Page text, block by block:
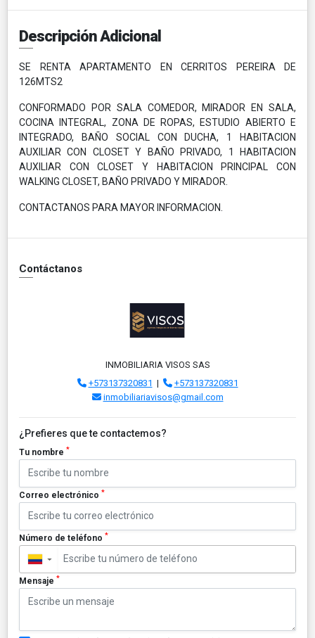
Descripción Adicional
SE RENTA APARTAMENTO EN CERRITOS PEREIRA DE
126MTS2
CONFORMADO POR SALA COMEDOR, MIRADOR EN SALA,
COCINA INTEGRAL, ZONA DE ROPAS, ESTUDIO ABIERTO E
INTEGRADO, BAÑO SOCIAL CON DUCHA, 1 HABITACION
AUXILIAR CON CLOSET Y BAÑO PRIVADO, 1 HABITACION
AUXILIAR CON CLOSET Y HABITACION PRINCIPAL CON
WALKING CLOSET, BAÑO PRIVADO Y MIRADOR.
CONTACTANOS PARA MAYOR INFORMACION.
Contáctanos
INMOBILIARIA VISOS SAS
+573137320831 |
+573137320831
inmobiliariavisos@gmail.com
¿Prefieres que te contactemos?
Tu nombre *
Correo electrónico *
Número de teléfono *
▼
Mensaje *